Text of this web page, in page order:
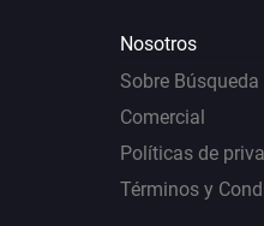
Nosotros
Sobre Búsqueda
Comercial
Políticas de
Términos y